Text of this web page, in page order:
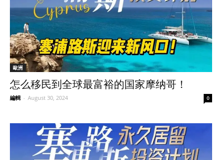
歐洲
怎么移民到全球最富裕的国家摩纳哥！
編輯 - August 30, 2024 0